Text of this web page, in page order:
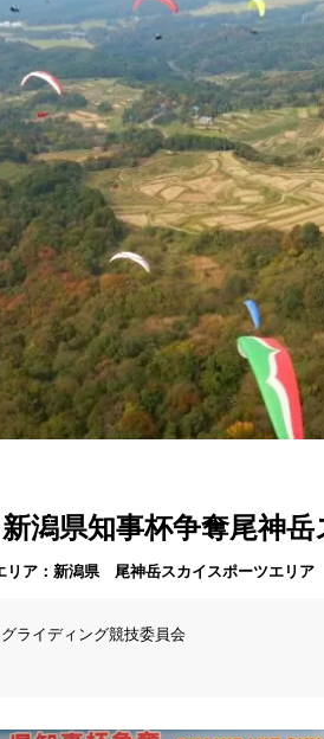
潟県知事杯争奪尾神
リア：新潟県 尾神岳スカイスポーツエリア
ライディング競技委員会